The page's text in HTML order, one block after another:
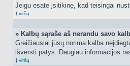
Jeigu esate įsitikinę, kad teisingai
Į viršų
» Kalbų sąraše aš nerandu savo
Greičiausiai jūsų norima kalba
išversti patys. Daugiau informacijos
Į viršų